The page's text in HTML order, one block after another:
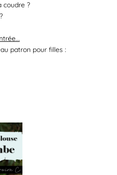
coudre ?
patron pour filles :